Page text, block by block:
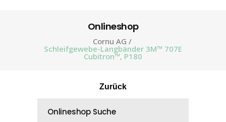
Onlineshop
Cornu AG /
Schleifgewebe-Langbänder 3M™ 707E
Cubitron™, P180
Zurück
Onlineshop Suche